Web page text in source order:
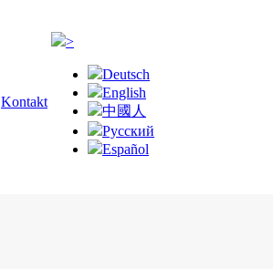
Kontakt
>
Deutsch
English
中國人
Русский
Español